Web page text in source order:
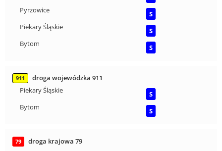
Pyrzowice
S
Piekary Śląskie
S
Bytom
S
911
droga wojewódzka 911
Piekary Śląskie
S
Bytom
S
79
droga krajowa 79